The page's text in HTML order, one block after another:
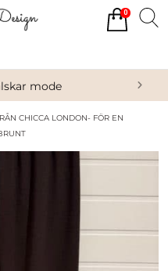
mode
CHICCA LONDON- FÖR EN
0